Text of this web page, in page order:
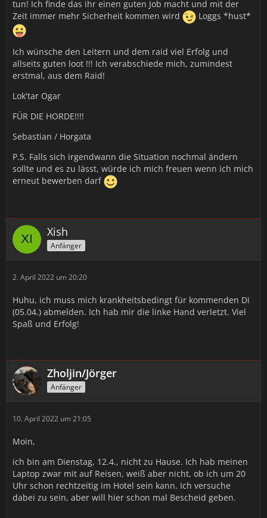
tun! Ich finde das ihr einen guten Job macht und mit der
Zeit immer mehr Sicherheit kommen wird
Loggs *hust*
Ich wünsche den Leitern und dem raid viel Erfolg und
allseits guten loot !!! Ich verabschiede mich, zumindest
erstmal, aus dem Raid!
Lok'tar Ogar
FÜR DIE HORDE!!!!
Sebastian / Horgata
P.S. Falls sich irgendwann die Situation nochmal ändern
sollte und es zu lässt, würde ich mich freuen wenn ich mich
erneut bewerben darf
Xish
Anfänger
2. April 2022 um 20:20
Huhu, ich muss mich krankheitsbedingt für kommenden Di
(05.04.) abmelden. Ich hab mir die linke Hand verletzt. Viel
Spaß und Erfolg!
Zholjin/Jörger
Anfänger
10. April 2022 um 21:05
Moin,
ich bin am Dienstag, 12.4., nicht zu Hause. Ich hab meinen
Laptop zwar mit auf Reisen, weiß aber nicht, ob ich um 20
Uhr schon rechtzeitig im Hotel sein kann. Ich versuche
dabei zu sein, aber will hier schon mal Bescheid geben.